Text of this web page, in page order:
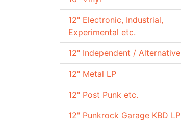
12" Electronic, Industrial,
Experimental etc.
12" Independent / Alternative
12" Metal LP
12" Post Punk etc.
12" Punkrock Garage KBD LP